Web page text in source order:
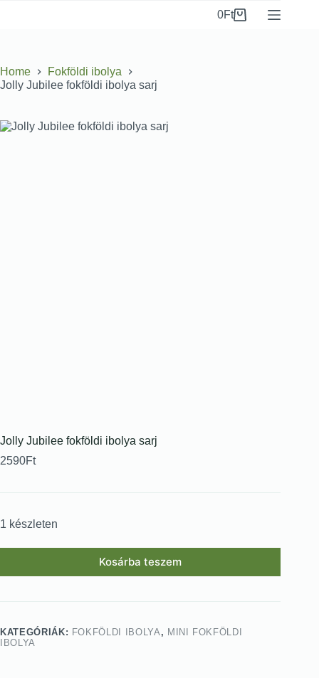
0Ft
Home
Fokföldi ibolya
Jolly Jubilee fokföldi ibolya sarj
Jolly Jubilee fokföldi ibolya sarj
2590Ft
1 készleten
Kosárba teszem
KATEGÓRIÁK: FOKFÖLDI IBOLYA , MINI FOKFÖLDI
IBOLYA